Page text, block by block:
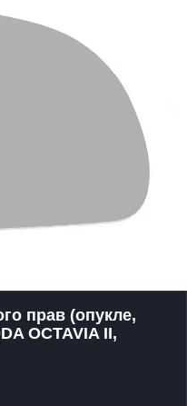
прав (опукле,
OCTAVIA II,